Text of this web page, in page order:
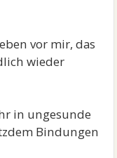
vor mir, das
wieder
in ungesunde
Bindungen